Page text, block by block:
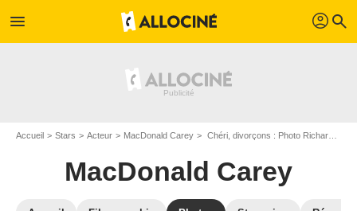
menu profil search
Accueil Stars Acteur MacDonald Carey Chéri, divorçons : Photo Richard Sale, Marilyn Monroe, Claudette Colbert, MacDonald Carey, Zachary Scott
MacDonald Carey